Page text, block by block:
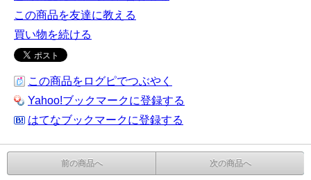
この商品を友達に教える
買い物を続ける
この商品をログピでつぶやく
Yahoo!ブックマークに登録する
はてなブックマークに登録する
前の商品へ 次の商品へ